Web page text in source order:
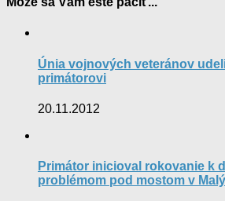
Únia vojnových veteránov
primátorovi
20.11.2012
Primátor inicioval rokovanie k
problémom pod mostom v